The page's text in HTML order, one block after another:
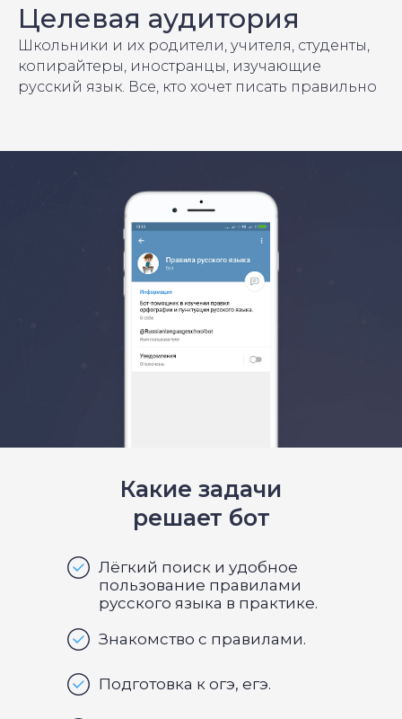
Целевая аудитория
Школьники и их родители, учителя, студенты,
копирайтеры, иностранцы, изучающие
русский язык. Все, кто хочет писать правильно
Какие задачи
решает бот
Лёгкий поиск и удобное
пользование правилами
русского языка в практике.
Знакомство с правилами.
Подготовка к огэ, егэ.